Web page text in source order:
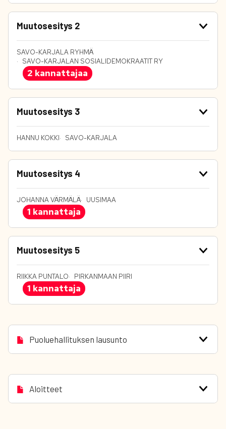
Muutosesitys 2
SAVO-KARJALA RYHMÄ
SAVO-KARJALAN SOSIALIDEMOKRAATIT RY
2 kannattajaa
Muutosesitys 3
HANNU KOKKI SAVO-KARJALA
Muutosesitys 4
JOHANNA VÄRMÄLÄ UUSIMAA
1 kannattaja
Muutosesitys 5
RIIKKA PUNTALO PIRKANMAAN PIIRI
1 kannattaja
Puoluehallituksen lausunto
Aloitteet